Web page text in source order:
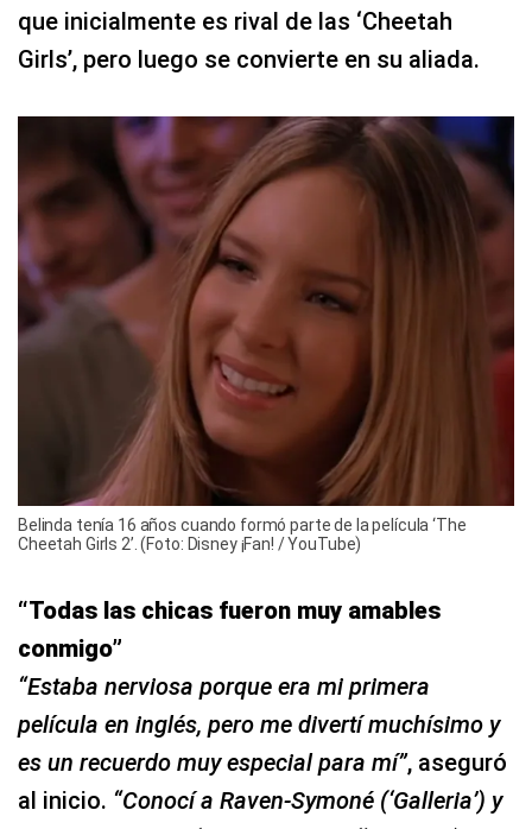
que inicialmente es rival de las ‘Cheetah
Girls’, pero luego se convierte en su aliada.
Belinda tenía 16 años cuando formó parte de la película ‘The
Cheetah Girls 2’. (Foto: Disney ¡Fan! / YouTube)
“Todas las chicas fueron muy amables
conmigo”
“Estaba nerviosa porque era mi primera
película en inglés, pero me divertí muchísimo y
es un recuerdo muy especial para mí”, aseguró
al inicio. “Conocí a Raven-Symoné (‘Galleria’) y